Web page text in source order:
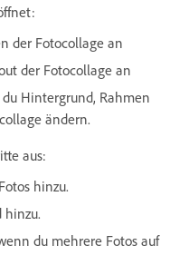
der Fotocollage an
der Fotocollage an
Hintergrund, Rahmen
ändern.
aus:
hinzu.
hinzu.
du mehrere Fotos auf